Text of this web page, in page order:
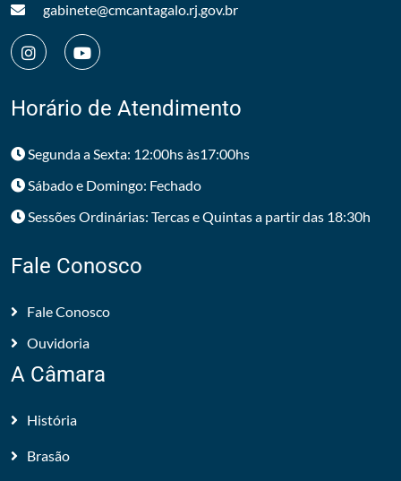
gabinete@cmcantagalo.rj.gov.br
Horário de Atendimento
Segunda a Sexta: 12:00hs às17:00hs
Sábado e Domingo: Fechado
Sessões Ordinárias: Tercas e Quintas a partir das 18:30h
Fale Conosco
Fale Conosco
Ouvidoria
A Câmara
História
Brasão